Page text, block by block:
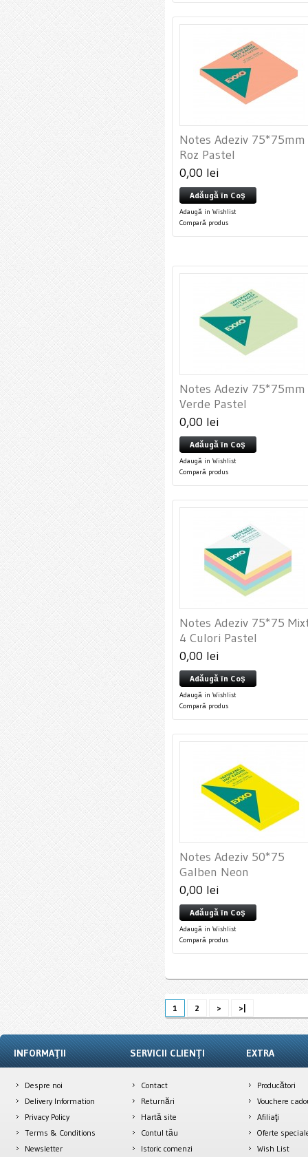
Notes Adeziv 75*75mm
Roz Pastel
0,00 lei
Adăugă în Coş
Adaugă in Wishlist
Compară produs
Notes Adeziv 75*75mm
Verde Pastel
0,00 lei
Adăugă în Coş
Adaugă in Wishlist
Compară produs
Notes Adeziv 75*75
4 Culori Pastel
0,00 lei
Adăugă în Coş
Adaugă in Wishlist
Compară produs
Notes Adeziv 50*75
Galben Neon
0,00 lei
Adăugă în Coş
Adaugă in Wishlist
Compară produs
1 2 > >|
INFORMAŢII
Despre noi
Delivery Information
Privacy Policy
Terms & Conditions
Newsletter
SERVICII CLIENŢI
Contact
Returnări
Hartă site
Contul tău
Istoric comenzi
EXTRA
Producători
Vouchere
Afiliaţi
Oferte
Wish List